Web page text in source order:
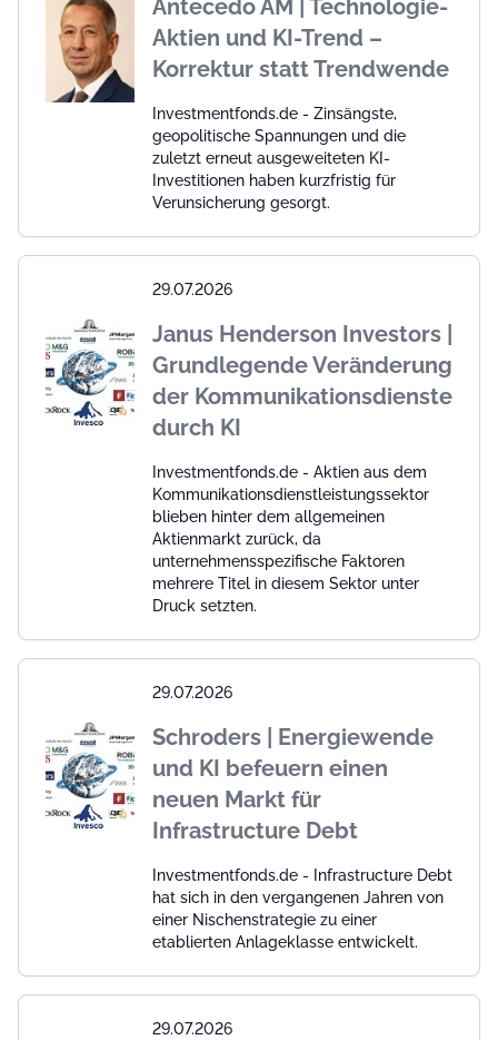
Antecedo AM | Technologie-
Aktien und KI-Trend –
Korrektur statt Trendwende
Investmentfonds.de - Zinsängste,
geopolitische Spannungen und die
zuletzt erneut ausgeweiteten KI-
Investitionen haben kurzfristig für
Verunsicherung gesorgt.
29.07.2026
Janus Henderson Investors |
Grundlegende Veränderung
der Kommunikationsdienste
durch KI
Investmentfonds.de - Aktien aus dem
Kommunikationsdienstleistungssektor
blieben hinter dem allgemeinen
Aktienmarkt zurück, da
unternehmensspezifische Faktoren
mehrere Titel in diesem Sektor unter
Druck setzten.
29.07.2026
Schroders | Energiewende
und KI befeuern einen
neuen Markt für
Infrastructure Debt
Investmentfonds.de - Infrastructure Debt
hat sich in den vergangenen Jahren von
einer Nischenstrategie zu einer
etablierten Anlageklasse entwickelt.
29.07.2026